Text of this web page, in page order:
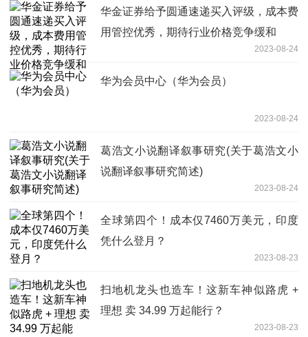
华金证券给予圆通速递买入评级，成本费
用管控优秀，期待行业价格竞争缓和
2023-08-24
华为会员中心（华为会员）
2023-08-24
葛浩文小说翻译叙事研究(关于葛浩文小
说翻译叙事研究简述)
2023-08-24
全球第四个！成本仅7460万美元，印度
凭什么登月？
2023-08-23
扫地机龙头也造车！这新车神似路虎 +
理想 卖 34.99 万起能行？
2023-08-23